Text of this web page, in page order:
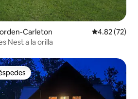
Carleton Calificación
4.82 (72)
Nest a la orilla
preferido